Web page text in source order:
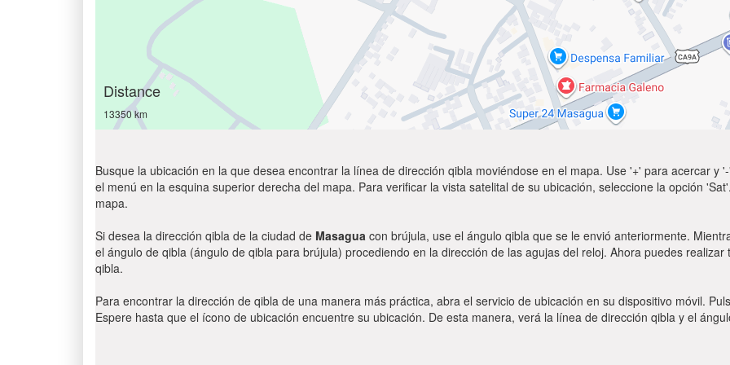
Distance
13350 km
Busque la ubicación en la que desea encontrar la línea de dirección qibla moviéndose en el mapa. Use '+' para acercar y
el menú en la esquina superior derecha del mapa. Para verificar la vista satelital de su ubicación, seleccione la opción
mapa.
Si desea la dirección qibla de la ciudad de Masagua con brújula, use el ángulo qibla que se le envió anteriormente.
el ángulo de qibla (ángulo de qibla para brújula) procediendo en la dirección de las agujas del reloj. Ahora puedes
qibla.
Para encontrar la dirección de qibla de una manera más práctica, abra el servicio de ubicación en su dispositivo móvil.
Espere hasta que el ícono de ubicación encuentre su ubicación. De esta manera, verá la línea de dirección qibla y el